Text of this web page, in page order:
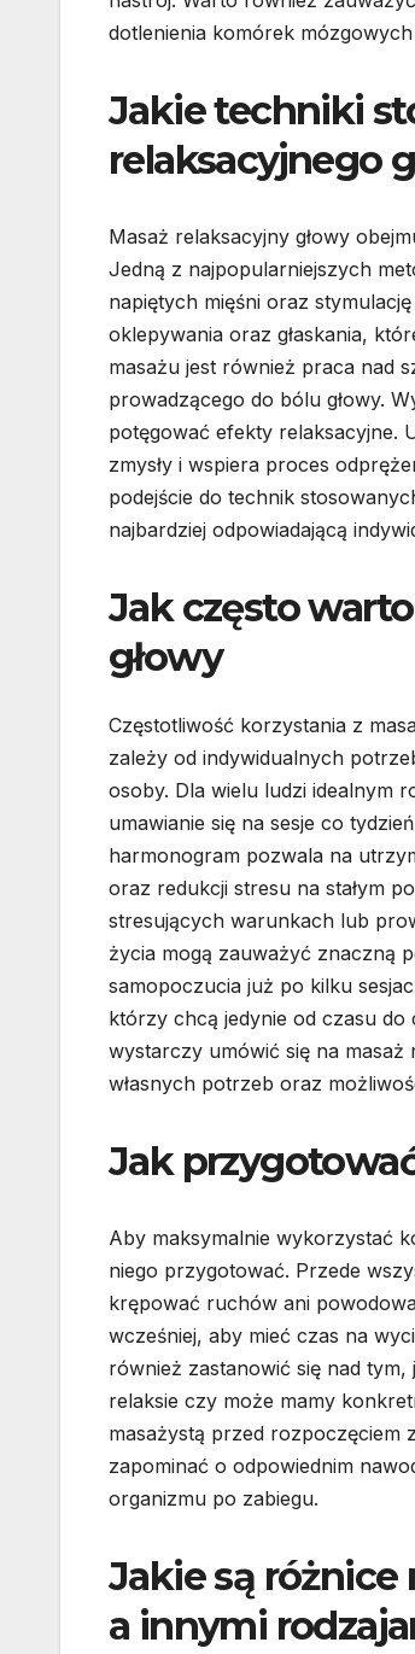
dotlenienia komórek
Jakie techniki
relaksacyjnego
Masaż relaksacyjny głowy
Jedną z najpopularniejszych
napiętych mięśni oraz
oklepywania oraz głaskania,
masażu jest również praca nad
prowadzącego do bólu głowy.
potęgować efekty relaksacyjne.
zmysły i wspiera proces
podejście do technik
najbardziej odpowiadającą
Jak często
głowy
Częstotliwość korzystania z
zależy od indywidualnych
osoby. Dla wielu ludzi idealnym
umawianie się na sesje co
harmonogram pozwala na
oraz redukcji stresu na stałym
stresujących warunkach lub
życia mogą zauważyć znaczną
samopoczucia już po kilku
którzy chcą jedynie od czasu
wystarczy umówić się na masaż
własnych potrzeb oraz
Jak
Aby maksymalnie wykorzystać
niego przygotować. Przede
krępować ruchów ani
wcześniej, aby mieć czas na
również zastanowić się nad tym,
relaksie czy może mamy
masażystą przed rozpoczęciem
zapominać o odpowiednim
organizmu po zabiegu.
Jakie są różnice
a innymi